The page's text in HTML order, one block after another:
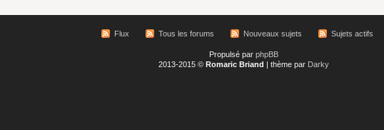
Flux Tous les forums Nouveaux sujets Sujets actifs
Propulsé par phpBB
2013-2015 © Romaric Briand | thème par Darky